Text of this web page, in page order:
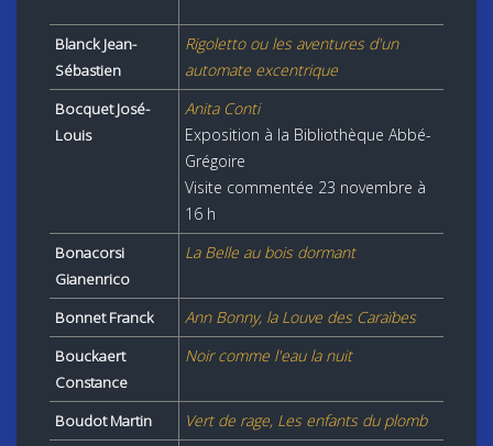
Blanck Jean-
Sébastien
Rigoletto ou les aventures d'un
automate excentrique
Bocquet José-
Louis
Anita Conti
Exposition à la Bibliothèque Abbé-
Grégoire
Visite commentée 23 novembre à
16 h
Bonacorsi
Gianenrico
La Belle au bois dormant
Bonnet Franck Ann Bonny, la Louve des Caraïbes
Bouckaert
Constance
Noir comme l'eau la nuit
Boudot Martin Vert de rage, Les enfants du plomb